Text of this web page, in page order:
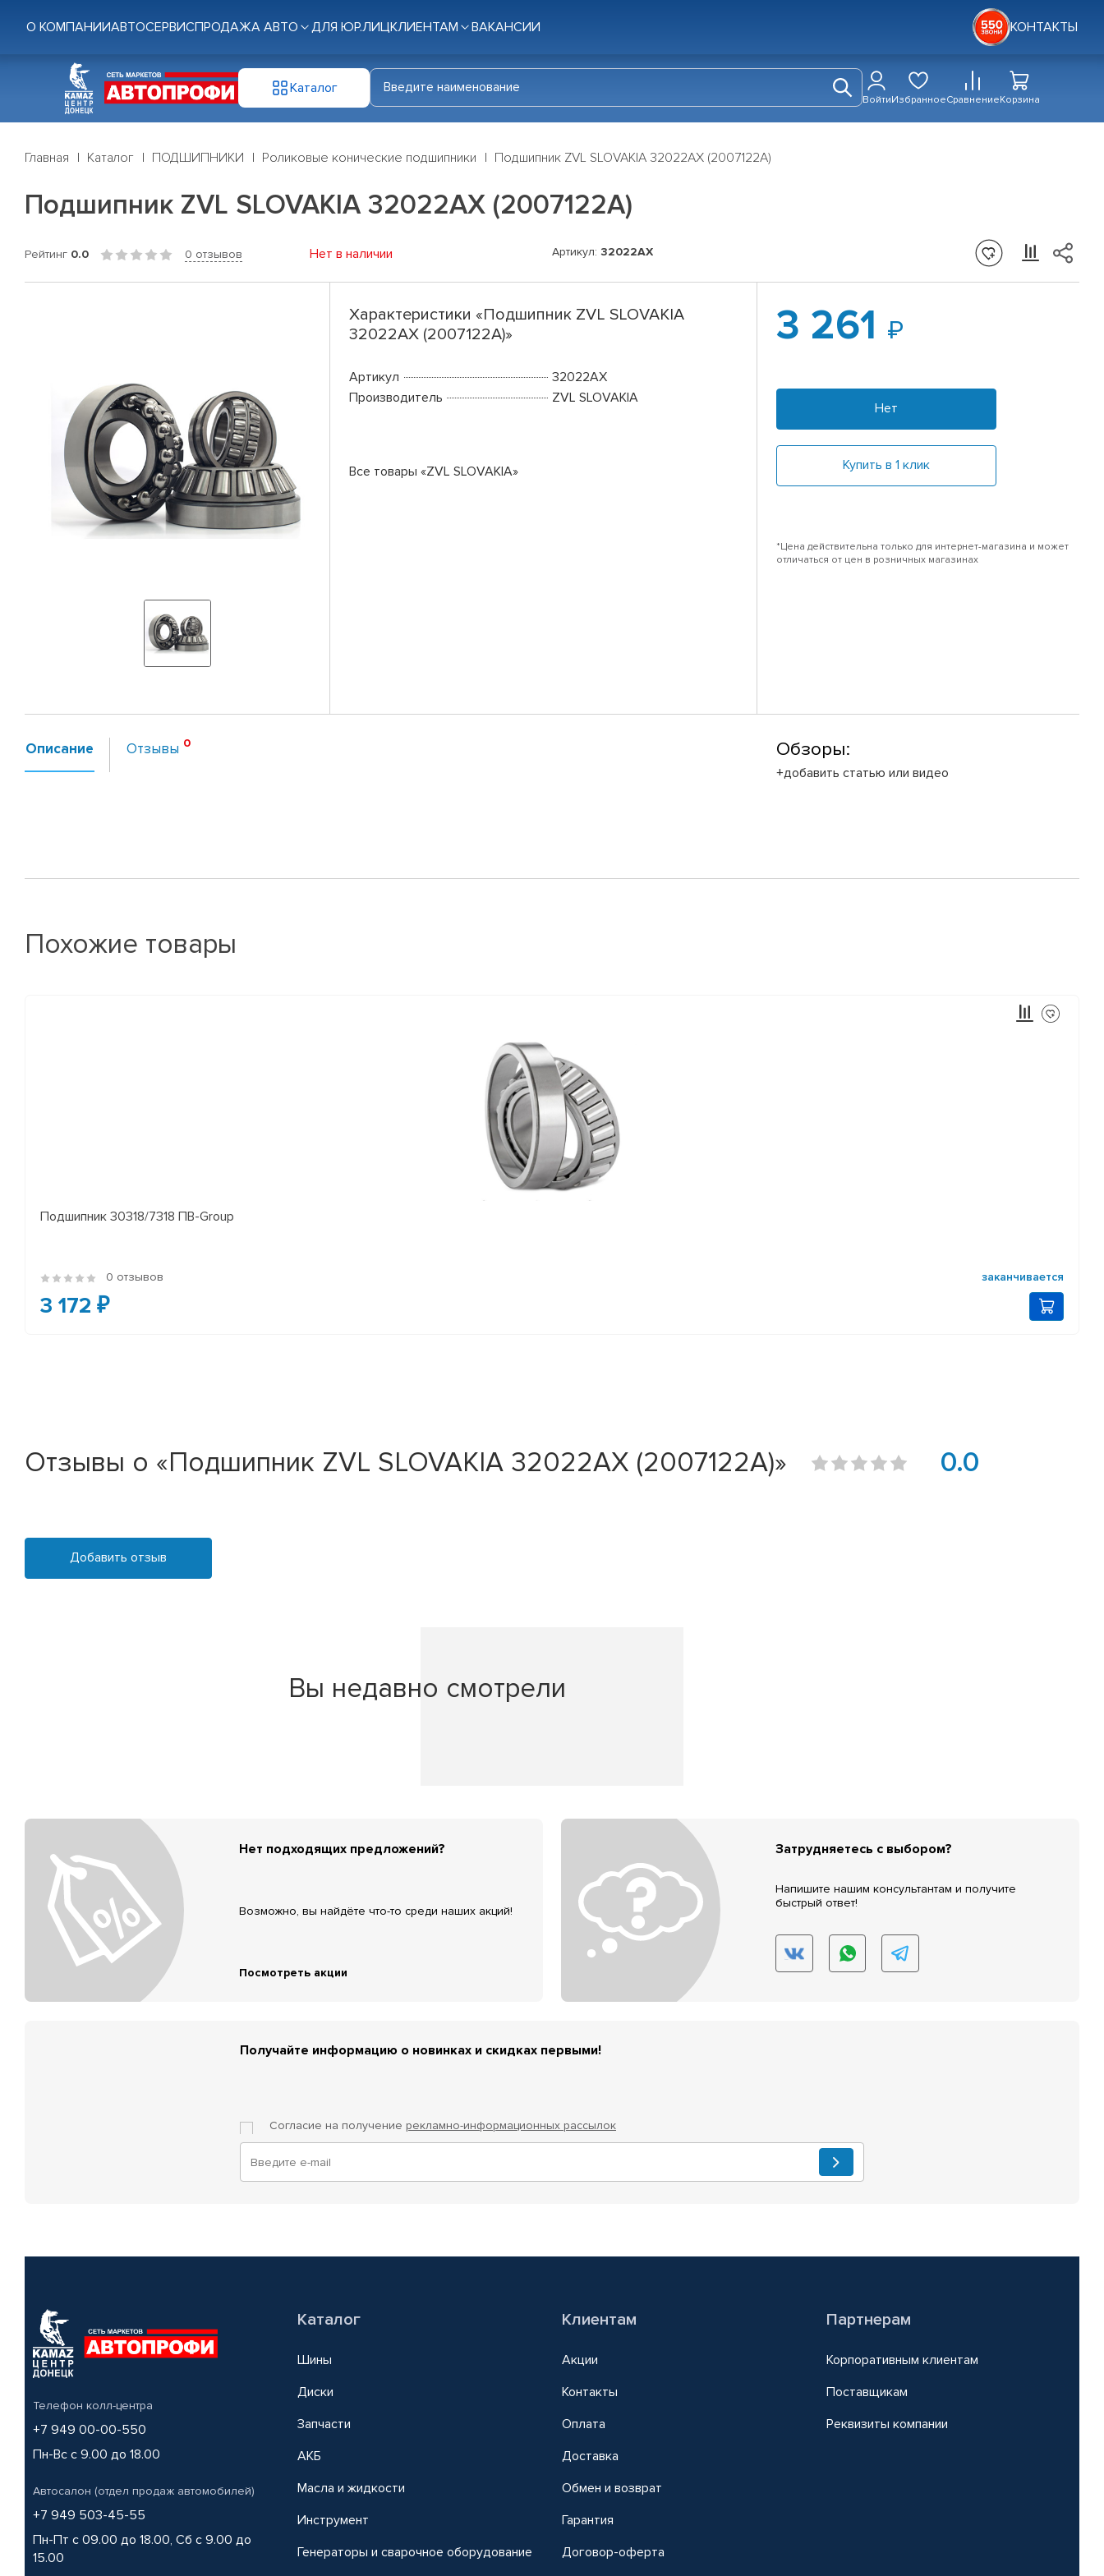
О КОМПАНИИАВТОСЕРВИСПРОДАЖА АВТО ДЛЯ ЮР.ЛИЦКЛИЕНТАМ ВАКАНСИИ КОНТАКТЫ
Каталог
ВойтиИзбранноеСравнениеКорзина
Главная Каталог ПОДШИПНИКИ Роликовые конические подшипники Подшипник ZVL SLOVAKIA 32022AX (2007122A)
Подшипник ZVL SLOVAKIA 32022AX (2007122A)
Рейтинг 0.0 0 отзывов Нет в наличии Артикул: 32022AX
Характеристики «Подшипник ZVL SLOVAKIA
32022AX (2007122A)»
Артикул
32022AX
Производитель
ZVL SLOVAKIA
Все товары «ZVL SLOVAKIA»
3 261
Нет
Купить в 1 клик
*Цена действительна только для интернет-магазина и может
отличаться от цен в розничных магазинах
Описание Отзывы Обзоры:
+добавить статью или видео
Похожие товары
Подшипник 30318/7318 ПВ-Group
0 отзывов заканчивается
3 172 ₽
Отзывы о «Подшипник ZVL SLOVAKIA 32022AX (2007122A)» 0.0
Добавить отзыв
Вы недавно смотрели
Нет подходящих предложений?
Возможно, вы найдёте что-то среди наших акций!
Посмотреть акции
Затрудняетесь с выбором?
Напишите нашим консультантам и получите
быстрый ответ!
Получайте информацию о новинках и скидках первыми!
Согласие на получение рекламно-информационных рассылок
Телефон колл-центра
+7 949 00-00-550
Пн-Вс с 9.00 до 18.00
Автосалон (отдел продаж автомобилей)
+7 949 503-45-55
Пн-Пт с 09.00 до 18.00, Сб с 9.00 до
15.00
Каталог
Шины
Диски
Запчасти
АКБ
Масла и жидкости
Инструмент
Генераторы и сварочное оборудование
Клиентам
Акции
Контакты
Оплата
Доставка
Обмен и возврат
Гарантия
Договор-оферта
Партнерам
Корпоративным клиентам
Поставщикам
Реквизиты компании